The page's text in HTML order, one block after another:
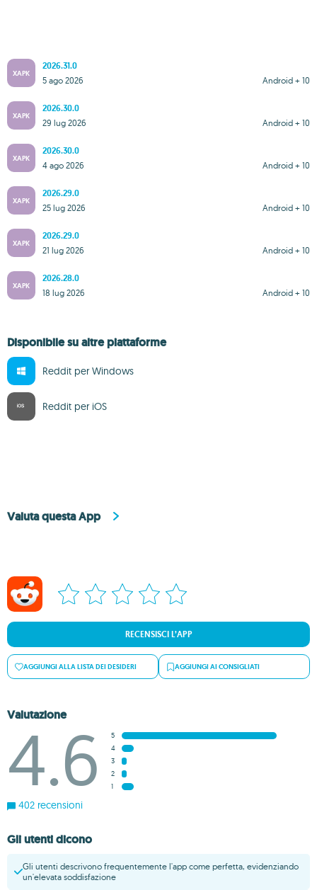
XAPK
2026.31.0
Android + 10
5 ago 2026
XAPK
2026.30.0
Android + 10
29 lug 2026
XAPK
2026.30.0
Android + 10
4 ago 2026
XAPK
2026.29.0
Android + 10
25 lug 2026
XAPK
2026.29.0
Android + 10
21 lug 2026
XAPK
2026.28.0
Android + 10
18 lug 2026
Disponibile su altre piattaforme
Reddit per Windows
Reddit per iOS
Valuta questa App
RECENSISCI L’APP
AGGIUNGI ALLA LISTA DEI DESIDERI AGGIUNGI AI CONSIGLIATI
Valutazione
4.6
5
4
3
2
1
402 recensioni
Gli utenti dicono
Gli utenti descrivono frequentemente l'app come perfetta, evidenziando
un'elevata soddisfazione